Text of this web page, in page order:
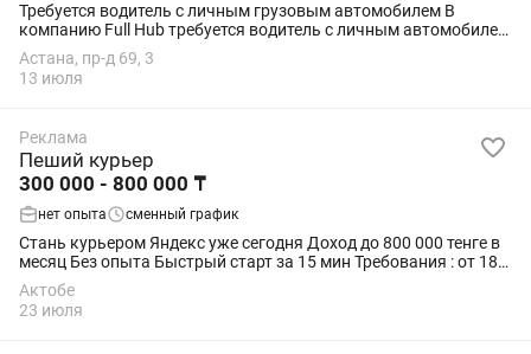
Требуется водитель с личным грузовым автомобилем В
компанию Full Hub требуется водитель с личным автомобилем
для ежедневной доставки товаров на склады Ozon, Wildberries
и Zammler...
Астана, пр-д 69, 3
13 июля
Реклама
Пеший курьер
300 000 - 800 000 ₸
нет опыта сменный график
Стань курьером Яндекс уже сегодня Доход до 800 000 тенге в
месяц Без опыта Быстрый старт за 15 мин Требования : от 18
лет
Актобе
23 июля